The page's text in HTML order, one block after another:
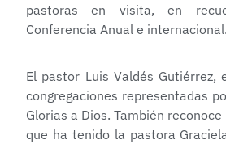
pastoras en visita, en
Conferencia Anual e internacional.
El pastor Luis Valdés Gutiérrez,
congregaciones representadas
Glorias a Dios. También
que ha tenido la pastora